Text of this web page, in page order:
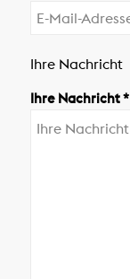
Ihre Nachricht
Ihre Nachricht *